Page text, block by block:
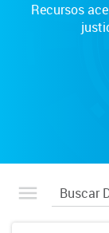
Recursos